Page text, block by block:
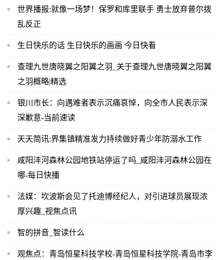
世界播报:就像一场梦！保罗和库里联手 勇士放弃普尔拨
乱反正
生日快乐的话 生日快乐的画画 今日快看
查理九世唐晓翼之阳翼之羽_关于查理九世唐晓翼之阳翼
之羽概略|精选
银川市长：向遇难者表示沉痛哀悼，向全市人民表示深
深歉意-当前速读
天天简讯:界集镇精准发力持续做好青少年防溺水工作
咸阳沣河森林公园地铁站停运了吗_咸阳沣河森林公园在
哪-每日快播
法媒：坎波斯会见了托迪博经纪人，对引进球员展现浓
厚兴趣_视焦点讯
智的拼音_智读什么
观焦点：青岛恒星科技学校-青岛恒星科技学院-青岛市李